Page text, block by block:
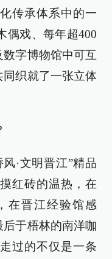
传承体系中的一
偶戏、每年超400
数字博物馆中可互
同织就了一张立体
·文明晋江”精品
红砖的温热，在
在晋江经验馆感
后于梧林的南洋咖
过的不仅是一条